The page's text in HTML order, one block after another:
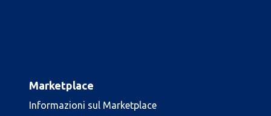
Marketplace
Informazioni sul Marketplace